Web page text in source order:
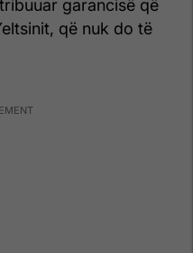
garancisë që
që nuk do të